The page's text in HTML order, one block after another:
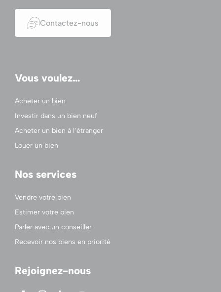
Contactez-nous
Vous voulez…
Acheter un bien
Investir dans un bien neuf
Acheter un bien à l’étranger
Louer un bien
Nos services
Vendre votre bien
Estimer votre bien
Parler avec un conseiller
Recevoir nos biens en priorité
Rejoignez-nous